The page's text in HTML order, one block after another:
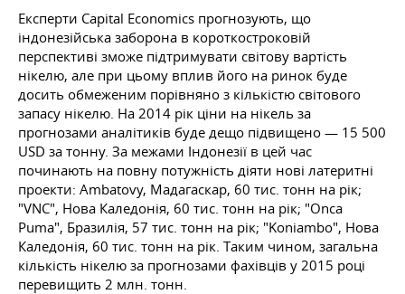
Експерти Capital Economics прогнозують, що
індонезійська заборона в короткостроковій
перспективі зможе підтримувати світову вартість
нікелю, але при цьому вплив його на ринок буде
досить обмеженим порівняно з кількістю світового
запасу нікелю. На 2014 рік ціни на нікель за
прогнозами аналітиків буде дещо підвищено — 15 500
USD за тонну. За межами Індонезії в цей час
починають на повну потужність діяти нові латеритні
проекти: Ambatovy, Мадагаскар, 60 тис. тонн на рік;
"VNC", Нова Каледонія, 60 тис. тонн на рік; "Onca
Puma", Бразилія, 57 тис. тонн на рік; "Koniambo", Нова
Каледонія, 60 тис. тонн на рік. Таким чином, загальна
кількість нікелю за прогнозами фахівців у 2015 році
перевищить 2 млн. тонн.